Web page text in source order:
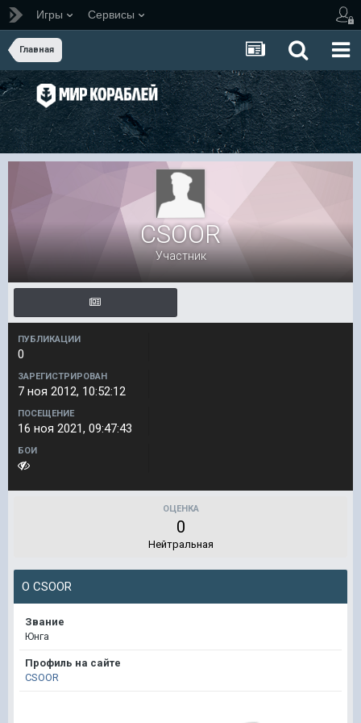
Игры Сервисы
Главная
CSOOR
Участник
ПУБЛИКАЦИИ
0
ЗАРЕГИСТРИРОВАН
7 ноя 2012, 10:52:12
ПОСЕЩЕНИЕ
16 ноя 2021, 09:47:43
БОИ
ОЦЕНКА
0
Нейтральная
О CSOOR
Звание
Юнга
Профиль на сайте
CSOOR